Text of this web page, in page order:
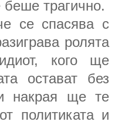
трагично.
се спасява с
ролята
кого ще
остават без
накрая ще те
политиката и